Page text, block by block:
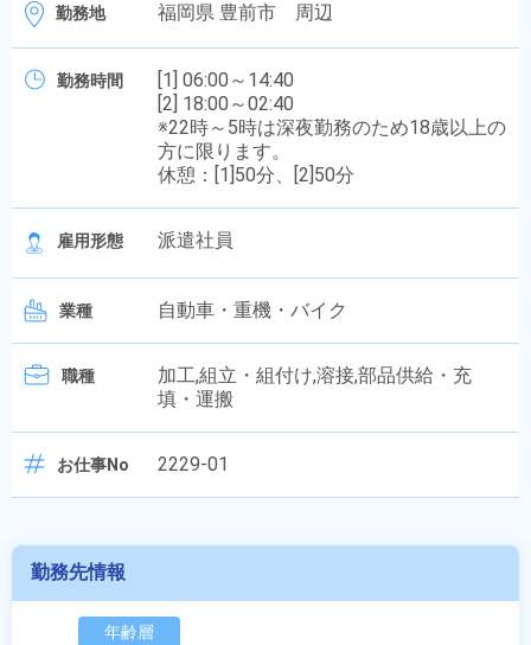
勤務地 福岡県 豊前市 周辺
勤務時間
[1] 06:00～14:40
[2] 18:00～02:40
※22時～5時は深夜勤務のため18歳以上の
方に限ります。
休憩：[1]50分、[2]50分
雇用形態 派遣社員
業種 自動車・重機・バイク
職種
加工,組立・組付け,溶接,部品供給・充
填・運搬
お仕事No 2229-01
勤務先情報
年齢層